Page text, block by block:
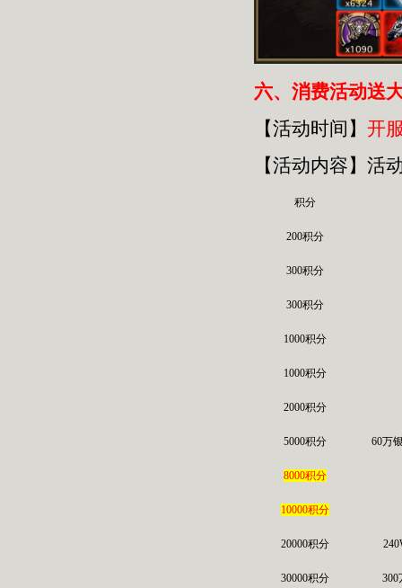
六、消费活动送
【活动时间】 开
【活动内容】活
积分
200积分
300积分
300积分
1000积分
1000积分
2000积分
5000积分 60万
8000积分
10000积分
20000积分
30000积分